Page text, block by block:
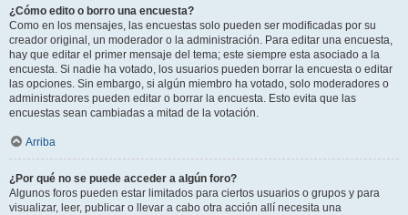
¿Cómo edito o borro una encuesta?
Como en los mensajes, las encuestas solo pueden ser modificadas por su
creador original, un moderador o la administración. Para editar una encuesta,
hay que editar el primer mensaje del tema; este siempre esta asociado a la
encuesta. Si nadie ha votado, los usuarios pueden borrar la encuesta o editar
las opciones. Sin embargo, si algún miembro ha votado, solo moderadores o
administradores pueden editar o borrar la encuesta. Esto evita que las
encuestas sean cambiadas a mitad de la votación.
Arriba
¿Por qué no se puede acceder a algún foro?
Algunos foros pueden estar limitados para ciertos usuarios o grupos y para
visualizar, leer, publicar o llevar a cabo otra acción allí necesita una